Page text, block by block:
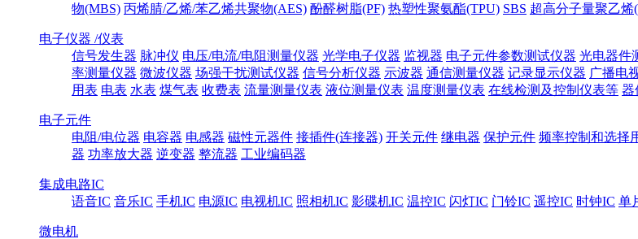
物(MBS) 丙烯腈/乙烯/苯乙烯共聚物(AES) 酚醛树脂(PF) 热塑性聚氨酯(TPU) SBS 超高分子量聚乙烯
电子仪器 /仪表
信号发生器 脉冲仪 电压/电流/电阻测量仪器 光学电子仪器 监视器 电子元件参数测试仪器 光电器件
率测量仪器 微波仪器 场强干扰测试仪器 信号分析仪器 示波器 通信测量仪器 记录显示仪器 广播电
用表 电表 水表 煤气表 收费表 流量测量仪表 液位测量仪表 温度测量仪表 在线检测及控制仪表等 器
电子元件
电阻/电位器 电容器 电感器 磁性元器件 接插件(连接器) 开关元件 继电器 保护元件 频率控制和选择
器 功率放大器 逆变器 整流器 工业编码器
集成电路IC
语音IC 音乐IC 手机IC 电源IC 电视机IC 照相机IC 影碟机IC 温控IC 闪灯IC 门铃IC 遥控IC 时钟IC 单
微电机